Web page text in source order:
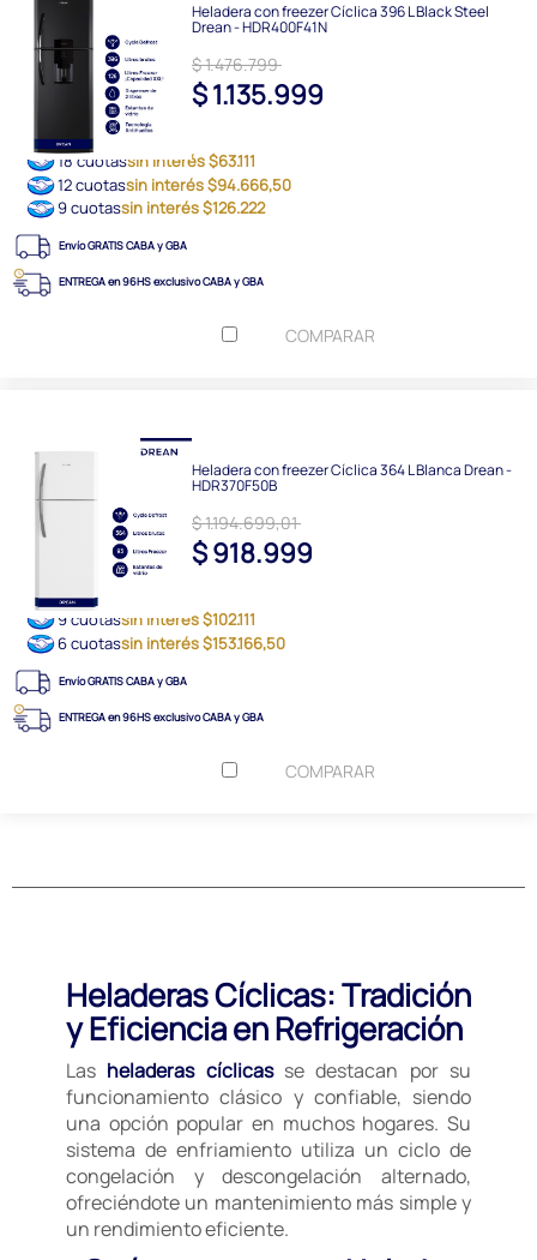
Heladera con freezer Cíclica 396 L Black Steel
Drean - HDR400F41N
$ 1.476.799
$ 1.135.999
18 cuotassin interés $63.111
12 cuotassin interés $94.666,50
9 cuotassin interés $126.222
Envío GRATIS CABA y GBA
ENTREGA en 96HS exclusivo CABA y GBA
COMPARAR
Heladera con freezer Cíclica 364 L Blanca Drean -
HDR370F50B
$ 1.194.699,01
$ 918.999
9 cuotassin interés $102.111
6 cuotassin interés $153.166,50
Envío GRATIS CABA y GBA
ENTREGA en 96HS exclusivo CABA y GBA
COMPARAR
Heladeras Cíclicas: Tradición
y Eficiencia en Refrigeración
Las heladeras cíclicasse destacan por su
funcionamiento clásico y confiable, siendo
una opción popular en muchos hogares. Su
sistema de enfriamiento utiliza un ciclo de
congelación y descongelación alternado,
ofreciéndote un mantenimiento más simple y
un rendimiento eficiente.